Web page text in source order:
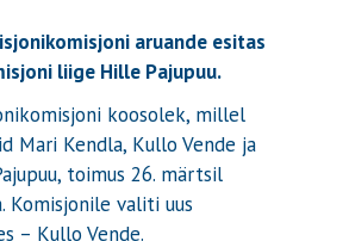
aruande esitas
liige Hille Pajupuu.
koosolek, millel
Mari Kendla, Kullo Vende ja
toimus 26. märtsil
Komisjonile valiti uus
– Kullo Vende.